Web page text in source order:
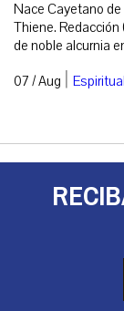
Nace Cayetano
Thiene.
de noble alcurnia
07 / Aug |